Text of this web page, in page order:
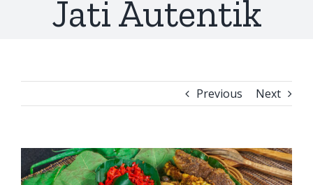
Jati Autentik
Previous Next
View
Larger